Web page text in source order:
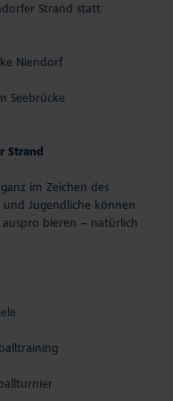
Strand statt
Niendorf
Seebrücke
Strand
im Zeichen des
und Jugendliche können
auspro bieren – natürlich